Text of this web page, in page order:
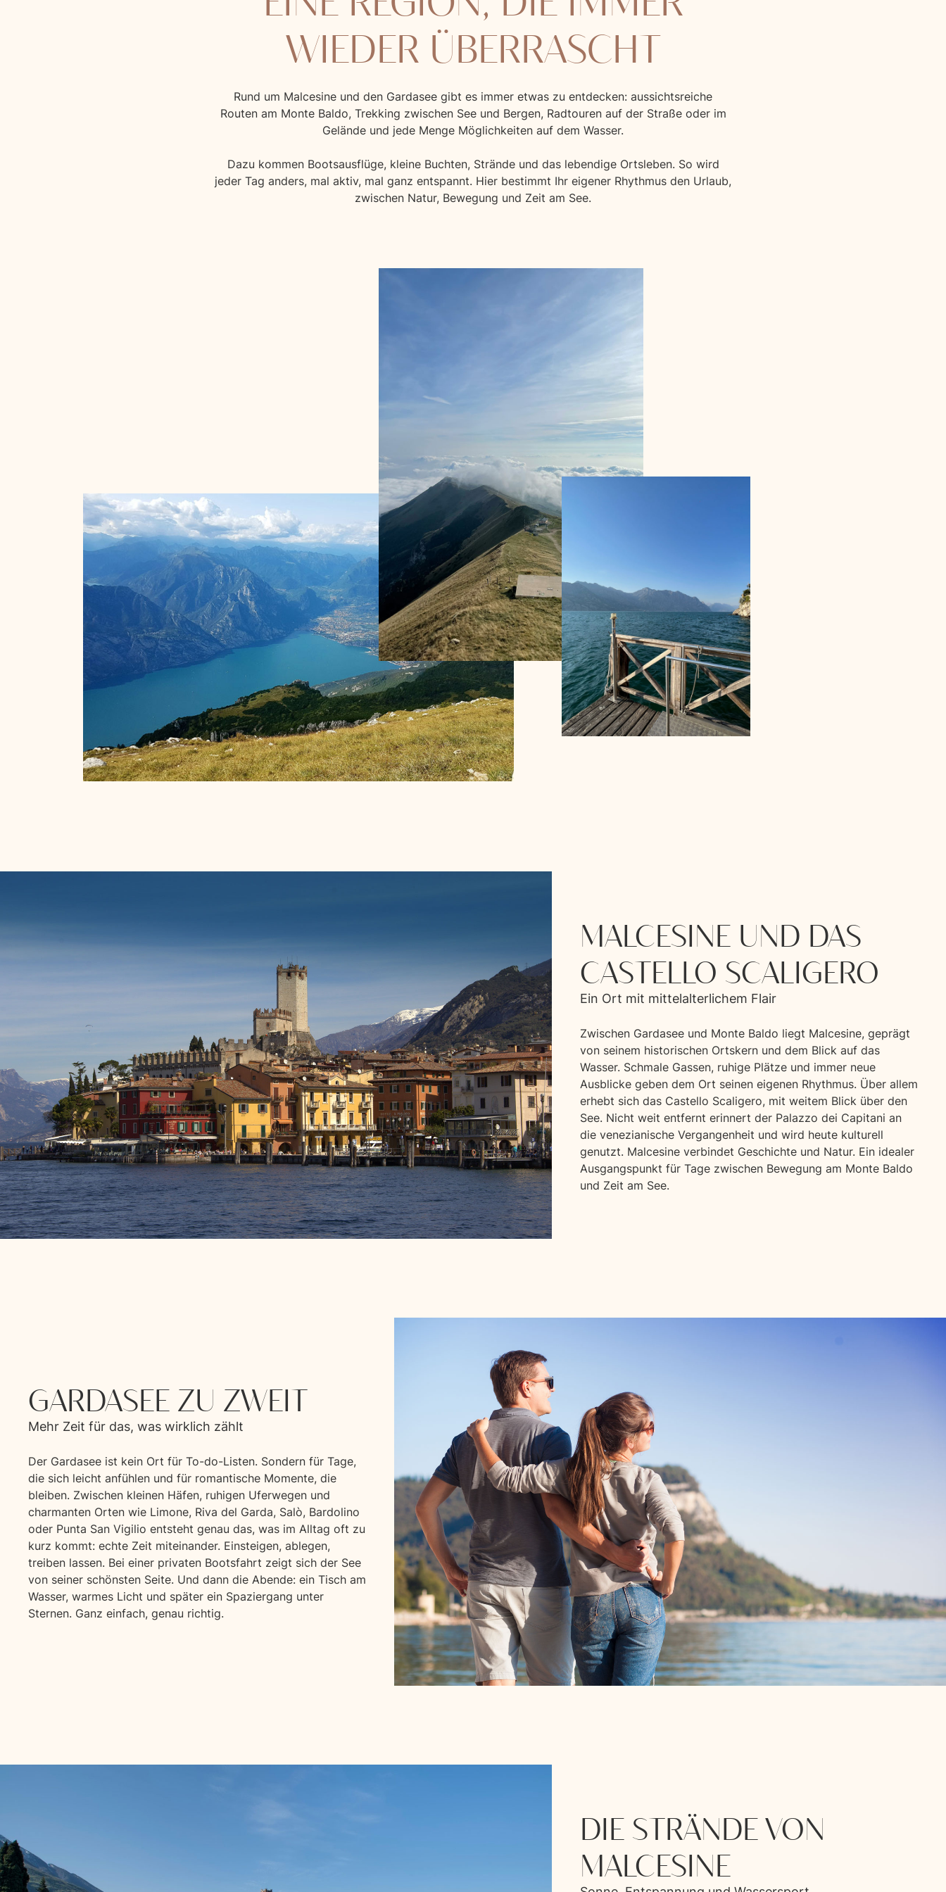
WIEDER ÜBERRASCHT
Rund um Malcesine und den Gardasee gibt es immer etwas zu entdecken: aussichtsreiche
Routen am Monte Baldo, Trekking zwischen See und Bergen, Radtouren auf der Straße oder im
Gelände und jede Menge Möglichkeiten auf dem Wasser.
Dazu kommen Bootsausflüge, kleine Buchten, Strände und das lebendige Ortsleben. So wird
jeder Tag anders, mal aktiv, mal ganz entspannt. Hier bestimmt Ihr eigener Rhythmus den Urlaub,
zwischen Natur, Bewegung und Zeit am See.
Monte Baldo und die Naturlandschaften bei Malcesine
MALCESINE UND DAS
CASTELLO SCALIGERO
Ein Ort mit mittelalterlichem Flair
Zwischen Gardasee und Monte Baldo liegt Malcesine, geprägt
von seinem historischen Ortskern und dem Blick auf das
Wasser. Schmale Gassen, ruhige Plätze und immer neue
Ausblicke geben dem Ort seinen eigenen Rhythmus. Über allem
erhebt sich das Castello Scaligero, mit weitem Blick über den
See. Nicht weit entfernt erinnert der Palazzo dei Capitani an
die venezianische Vergangenheit und wird heute kulturell
genutzt. Malcesine verbindet Geschichte und Natur. Ein idealer
Ausgangspunkt für Tage zwischen Bewegung am Monte Baldo
und Zeit am See.
GARDASEE ZU ZWEIT
Mehr Zeit für das, was wirklich zählt
Der Gardasee ist kein Ort für To-do-Listen. Sondern für Tage,
die sich leicht anfühlen und für romantische Momente, die
bleiben. Zwischen kleinen Häfen, ruhigen Uferwegen und
charmanten Orten wie Limone, Riva del Garda, Salò, Bardolino
oder Punta San Vigilio entsteht genau das, was im Alltag oft zu
kurz kommt: echte Zeit miteinander. Einsteigen, ablegen,
treiben lassen. Bei einer privaten Bootsfahrt zeigt sich der See
von seiner schönsten Seite. Und dann die Abende: ein Tisch am
Wasser, warmes Licht und später ein Spaziergang unter
Sternen. Ganz einfach, genau richtig.
DIE STRÄNDE VON
MALCESINE